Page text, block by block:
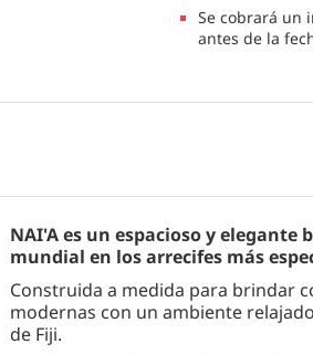
Se cobrará un
antes de la
NAI'A es un espacioso y elegante
mundial en los arrecifes más
Construida a medida para brindar
modernas con un ambiente
de Fiji.